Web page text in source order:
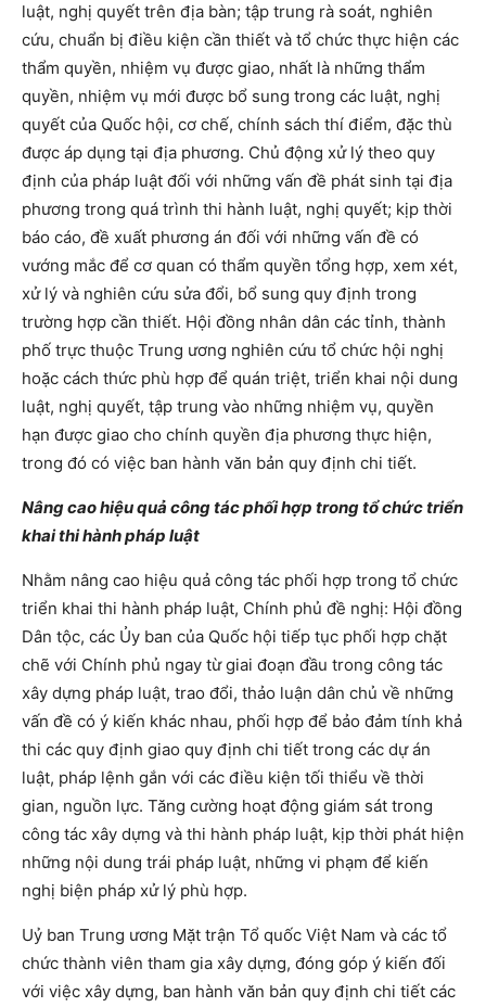
luật, nghị quyết trên địa bàn; tập trung rà soát, nghiên
cứu, chuẩn bị điều kiện cần thiết và tổ chức thực hiện các
thẩm quyền, nhiệm vụ được giao, nhất là những thẩm
quyền, nhiệm vụ mới được bổ sung trong các luật, nghị
quyết của Quốc hội, cơ chế, chính sách thí điểm, đặc thù
được áp dụng tại địa phương. Chủ động xử lý theo quy
định của pháp luật đối với những vấn đề phát sinh tại địa
phương trong quá trình thi hành luật, nghị quyết; kịp thời
báo cáo, đề xuất phương án đối với những vấn đề có
vướng mắc để cơ quan có thẩm quyền tổng hợp, xem xét,
xử lý và nghiên cứu sửa đổi, bổ sung quy định trong
trường hợp cần thiết. Hội đồng nhân dân các tỉnh, thành
phố trực thuộc Trung ương nghiên cứu tổ chức hội nghị
hoặc cách thức phù hợp để quán triệt, triển khai nội dung
luật, nghị quyết, tập trung vào những nhiệm vụ, quyền
hạn được giao cho chính quyền địa phương thực hiện,
trong đó có việc ban hành văn bản quy định chi tiết.
Nâng cao hiệu quả công tác phối hợp trong tổ chức triển
khai thi hành pháp luật
Nhằm nâng cao hiệu quả công tác phối hợp trong tổ chức
triển khai thi hành pháp luật, Chính phủ đề nghị: Hội đồng
Dân tộc, các Ủy ban của Quốc hội tiếp tục phối hợp chặt
chẽ với Chính phủ ngay từ giai đoạn đầu trong công tác
xây dựng pháp luật, trao đổi, thảo luận dân chủ về những
vấn đề có ý kiến khác nhau, phối hợp để bảo đảm tính khả
thi các quy định giao quy định chi tiết trong các dự án
luật, pháp lệnh gắn với các điều kiện tối thiểu về thời
gian, nguồn lực. Tăng cường hoạt động giám sát trong
công tác xây dựng và thi hành pháp luật, kịp thời phát hiện
những nội dung trái pháp luật, những vi phạm để kiến
nghị biện pháp xử lý phù hợp.
Uỷ ban Trung ương Mặt trận Tổ quốc Việt Nam và các tổ
chức thành viên tham gia xây dựng, đóng góp ý kiến đối
với việc xây dựng, ban hành văn bản quy định chi tiết các